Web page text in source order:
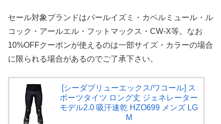
セール対象ブランドはパールイズミ・カペルミュール・ル
コック・アールエル・フットマックス・CW-X等。なお
10%OFFクーポンが使えるのは一部サイズ・カラーの場合
に限られる場合があるのでご了承下さい。
[シーダブリューエックス/ワコール] ス
ポーツタイツ ロング丈 ジェネレーター
モデル2.0 吸汗速乾 HZO699 メンズ LG
M